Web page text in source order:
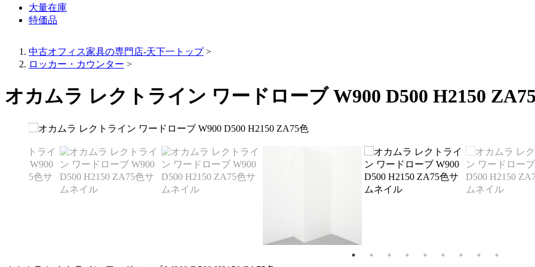
大量在庫
特価品
中古オフィス家具の専門店-天下一トップ>
ロッカー・カウンター >
オカムラ レクトライン ワードローブ W900 D500 H2150